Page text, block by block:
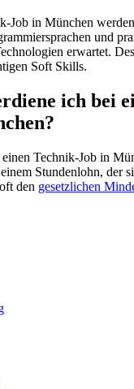
Job in München
und
erwartet.
Soft Skills.
ich bei
Technik-Job in
Stundenlohn, der
den gesetzlichen